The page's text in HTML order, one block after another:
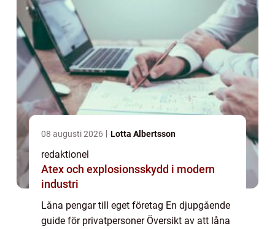
08 augusti 2026 Lotta Albertsson
redaktionel
Atex och explosionsskydd i modern
industri
Låna pengar till eget företag En djupgående
guide för privatpersoner Översikt av att låna